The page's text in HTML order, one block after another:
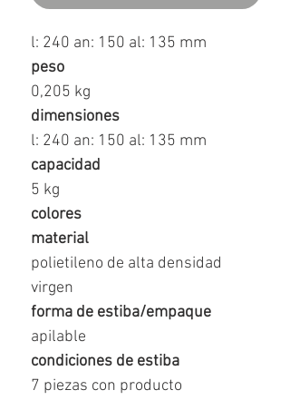
l: 240 an: 150 al: 135 mm
peso
0,205 kg
dimensiones
l: 240 an: 150 al: 135 mm
capacidad
5 kg
colores
material
polietileno de alta densidad
virgen
forma de estiba/empaque
apilable
condiciones de estiba
7 piezas con producto